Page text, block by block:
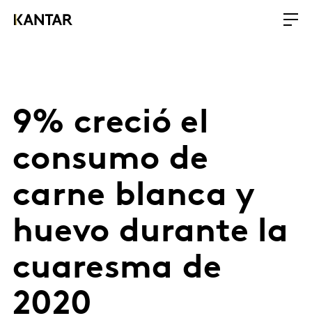
9% creció el
consumo de
carne blanca y
huevo durante la
cuaresma de
2020